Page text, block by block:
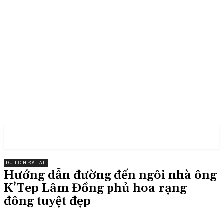
DU LỊCH ĐÀ LẠT
Hướng dẫn đường đến ngôi nhà ông
K’Tep Lâm Đồng phủ hoa rạng
đông tuyệt đẹp